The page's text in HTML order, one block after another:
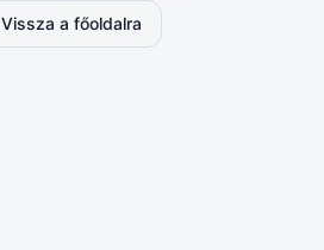
Vissza a főoldalra